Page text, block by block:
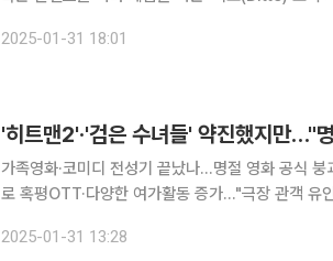
인스타그램, 틱톡, X(옛 트위터), 핀터레스트 등
2025-01-31 18:01
'히트맨2'·'검은 수녀들' 약진했지만…"
가족영화·코미디 전성기 끝났나…명절 영화 공식
로 혹평OTT·다양한 여가활동 증가…"극장 관객 유인책 필요" 올해 설 연휴 '히트
한국 고유 정서의 가족영화나 코미디 장르가 더는 동
2025-01-31 13:28